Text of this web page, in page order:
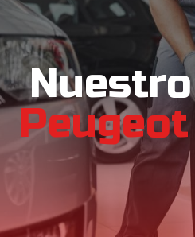
Nuestro
Peugeot